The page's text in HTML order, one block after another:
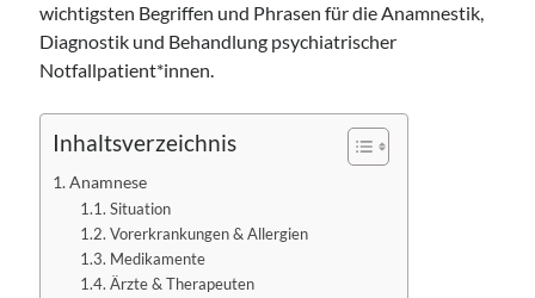
wichtigsten Begriffen und Phrasen für die Anamnestik,
Diagnostik und Behandlung psychiatrischer
Notfallpatient*innen.
Inhaltsverzeichnis
Anamnese
Situation
Vorerkrankungen & Allergien
Medikamente
Ärzte & Therapeuten